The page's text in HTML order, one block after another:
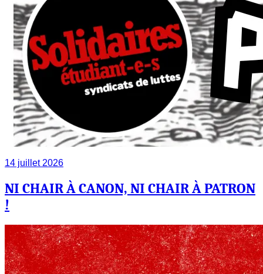
14 juillet 2026
NI CHAIR À CANON, NI CHAIR À PATRON
!